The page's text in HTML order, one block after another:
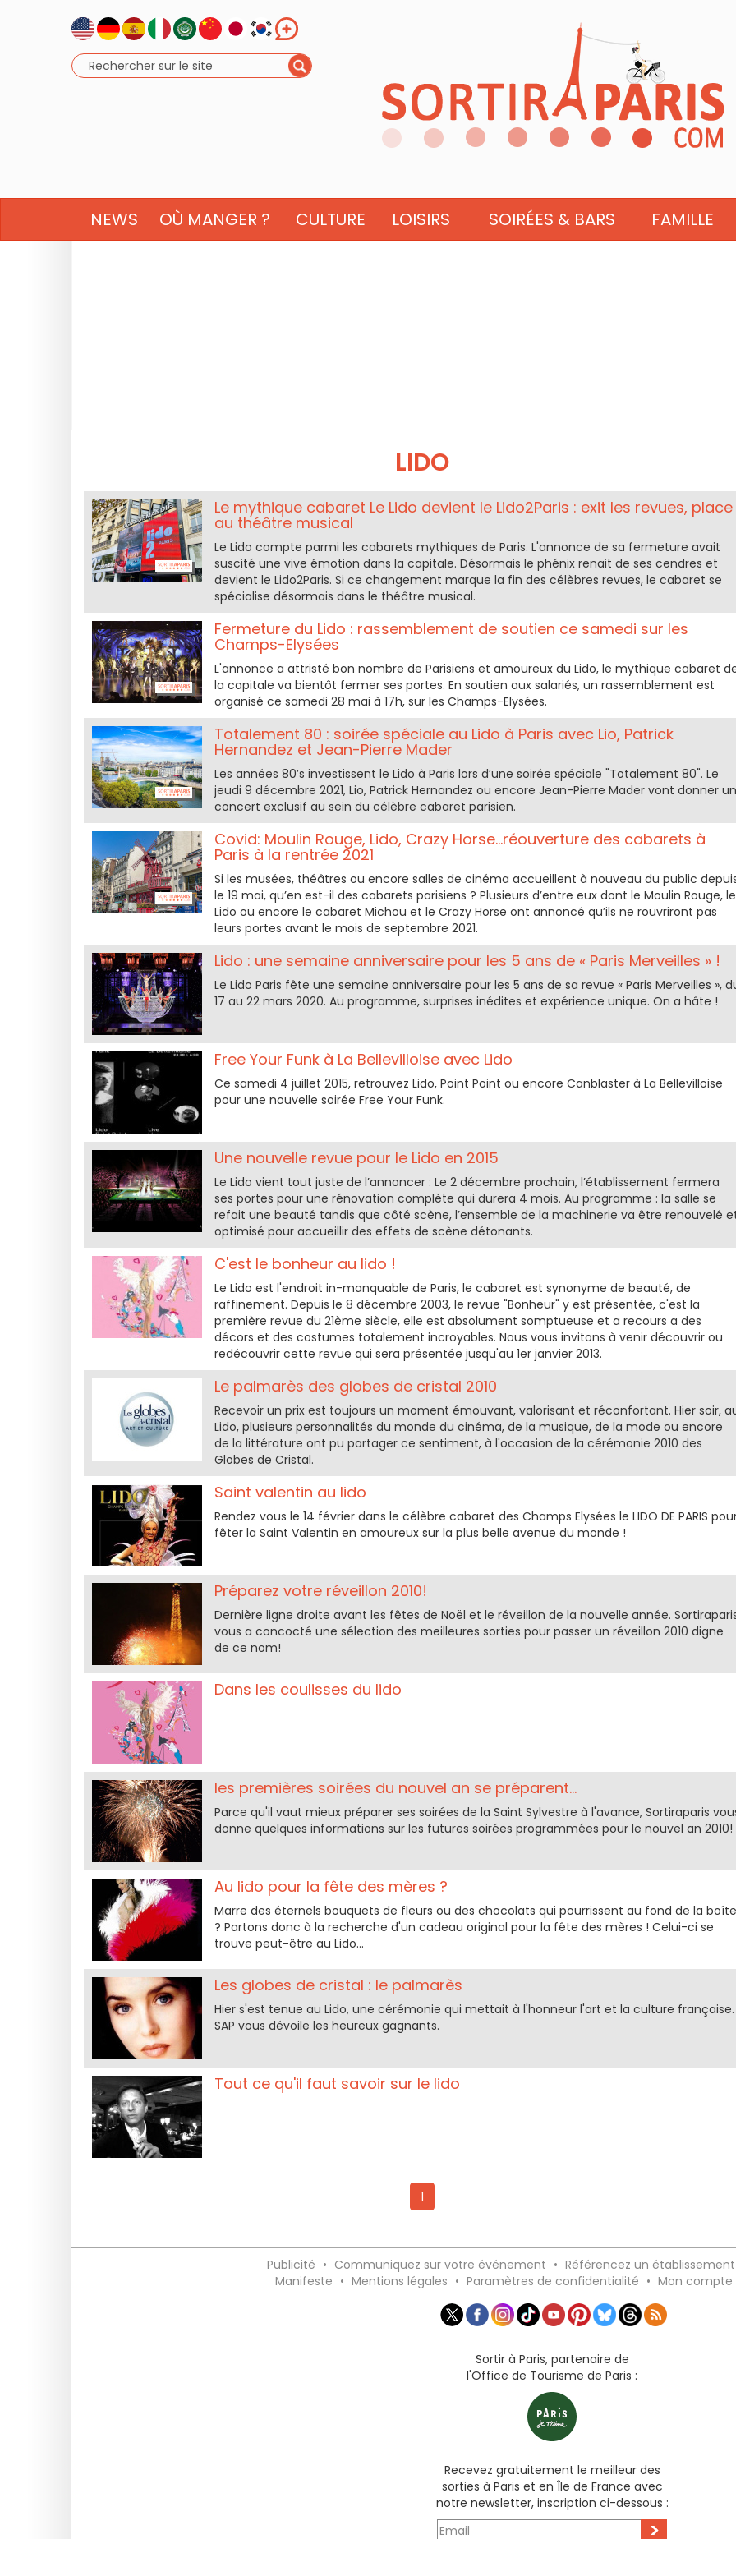
NEWS OÙ MANGER ? CULTURE LOISIRS SOIRÉES & BARS FAMILLE
LIDO
Le mythique cabaret Le Lido devient le Lido2Paris : exit les revues, place
au théâtre musical
Le Lido compte parmi les cabarets mythiques de Paris. L'annonce de sa fermeture avait
suscité une vive émotion dans la capitale. Désormais le phénix renait de ses cendres et
devient le Lido2Paris. Si ce changement marque la fin des célèbres revues, le cabaret se
spécialise désormais dans le théâtre musical.
Fermeture du Lido : rassemblement de soutien ce samedi sur les
Champs-Elysées
L'annonce a attristé bon nombre de Parisiens et amoureux du Lido, le mythique cabaret
la capitale va bientôt fermer ses portes. En soutien aux salariés, un rassemblement est
organisé ce samedi 28 mai à 17h, sur les Champs-Elysées.
Totalement 80 : soirée spéciale au Lido à Paris avec Lio, Patrick
Hernandez et Jean-Pierre Mader
Les années 80’s investissent le Lido à Paris lors d’une soirée spéciale "Totalement 80". Le
jeudi 9 décembre 2021, Lio, Patrick Hernandez ou encore Jean-Pierre Mader vont donner un
concert exclusif au sein du célèbre cabaret parisien.
Covid: Moulin Rouge, Lido, Crazy Horse...réouverture des cabarets à
Paris à la rentrée 2021
Si les musées, théâtres ou encore salles de cinéma accueillent à nouveau du public
le 19 mai, qu’en est-il des cabarets parisiens ? Plusieurs d’entre eux dont le Moulin Rouge, le
Lido ou encore le cabaret Michou et le Crazy Horse ont annoncé qu’ils ne rouvriront pas
leurs portes avant le mois de septembre 2021.
Lido : une semaine anniversaire pour les 5 ans de « Paris Merveilles » !
Le Lido Paris fête une semaine anniversaire pour les 5 ans de sa revue « Paris Merveilles »,
17 au 22 mars 2020. Au programme, surprises inédites et expérience unique. On a hâte !
Free Your Funk à La Bellevilloise avec Lido
Ce samedi 4 juillet 2015, retrouvez Lido, Point Point ou encore Canblaster à La Bellevilloise
pour une nouvelle soirée Free Your Funk.
Une nouvelle revue pour le Lido en 2015
Le Lido vient tout juste de l’annoncer : Le 2 décembre prochain, l’établissement fermera
ses portes pour une rénovation complète qui durera 4 mois. Au programme : la salle se
refait une beauté tandis que côté scène, l’ensemble de la machinerie va être renouvelé
optimisé pour accueillir des effets de scène détonants.
C'est le bonheur au lido !
Le Lido est l'endroit in-manquable de Paris, le cabaret est synonyme de beauté, de
raffinement. Depuis le 8 décembre 2003, le revue "Bonheur" y est présentée, c'est la
première revue du 21ème siècle, elle est absolument somptueuse et a recours a des
décors et des costumes totalement incroyables. Nous vous invitons à venir découvrir ou
redécouvrir cette revue qui sera présentée jusqu'au 1er janvier 2013.
Le palmarès des globes de cristal 2010
Recevoir un prix est toujours un moment émouvant, valorisant et réconfortant. Hier soir,
Lido, plusieurs personnalités du monde du cinéma, de la musique, de la mode ou encore
de la littérature ont pu partager ce sentiment, à l'occasion de la cérémonie 2010 des
Globes de Cristal.
Saint valentin au lido
Rendez vous le 14 février dans le célèbre cabaret des Champs Elysées le LIDO DE PARIS
fêter la Saint Valentin en amoureux sur la plus belle avenue du monde !
Préparez votre réveillon 2010!
Dernière ligne droite avant les fêtes de Noël et le réveillon de la nouvelle année.
vous a concocté une sélection des meilleures sorties pour passer un réveillon 2010 digne
de ce nom!
Dans les coulisses du lido
les premières soirées du nouvel an se préparent...
Parce qu'il vaut mieux préparer ses soirées de la Saint Sylvestre à l'avance, Sortiraparis
donne quelques informations sur les futures soirées programmées pour le nouvel an 2010!
Au lido pour la fête des mères ?
Marre des éternels bouquets de fleurs ou des chocolats qui pourrissent au fond de la boîte
? Partons donc à la recherche d'un cadeau original pour la fête des mères ! Celui-ci se
trouve peut-être au Lido...
Les globes de cristal : le palmarès
Hier s'est tenue au Lido, une cérémonie qui mettait à l'honneur l'art et la culture française.
SAP vous dévoile les heureux gagnants.
Tout ce qu'il faut savoir sur le lido
1
Publicité • Communiquez sur votre événement • Référencez un établissement
Manifeste • Mentions légales • Paramètres de confidentialité • Mon compte
Sortir à Paris, partenaire de
l'Office de Tourisme de Paris :
Recevez gratuitement le meilleur des
sorties à Paris et en Île de France avec
notre newsletter, inscription ci-dessous :
>